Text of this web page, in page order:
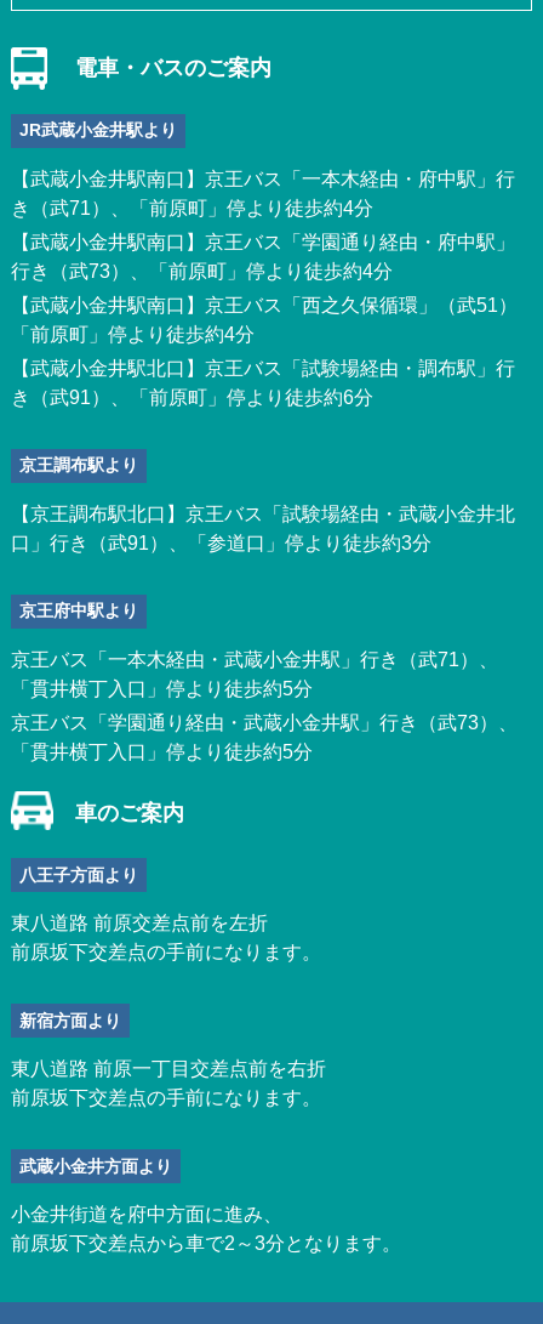
電車・バスのご案内
JR武蔵小金井駅より
【武蔵小金井駅南口】京王バス「一本木経由・府中駅」行
き（武71）、「前原町」停より徒歩約4分
【武蔵小金井駅南口】京王バス「学園通り経由・府中駅」
行き（武73）、「前原町」停より徒歩約4分
【武蔵小金井駅南口】京王バス「西之久保循環」（武51）
「前原町」停より徒歩約4分
【武蔵小金井駅北口】京王バス「試験場経由・調布駅」行
き（武91）、「前原町」停より徒歩約6分
京王調布駅より
【京王調布駅北口】京王バス「試験場経由・武蔵小金井北
口」行き（武91）、「参道口」停より徒歩約3分
京王府中駅より
京王バス「一本木経由・武蔵小金井駅」行き（武71）、
「貫井横丁入口」停より徒歩約5分
京王バス「学園通り経由・武蔵小金井駅」行き（武73）、
「貫井横丁入口」停より徒歩約5分
車のご案内
八王子方面より
東八道路 前原交差点前を左折
前原坂下交差点の手前になります。
新宿方面より
東八道路 前原一丁目交差点前を右折
前原坂下交差点の手前になります。
武蔵小金井方面より
小金井街道を府中方面に進み、
前原坂下交差点から車で2～3分となります。